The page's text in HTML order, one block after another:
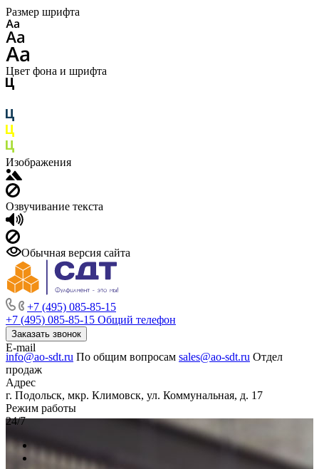
Размер шрифта
Цвет фона и шрифта
Изображения
Озвучивание текста
Обычная версия сайта
+7 (495) 085-85-15
+7 (495) 085-85-15 Общий телефон
Заказать звонок
E-mail
info@ao-sdt.ru По общим вопросам sales@ao-sdt.ru Отдел
продаж
Адрес
г. Подольск, мкр. Климовск, ул. Коммунальная, д. 17
Режим работы
24/7